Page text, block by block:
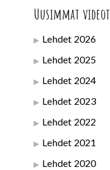
Uusimmat videot
Lehdet 2026
Lehdet 2025
Lehdet 2024
Lehdet 2023
Lehdet 2022
Lehdet 2021
Lehdet 2020